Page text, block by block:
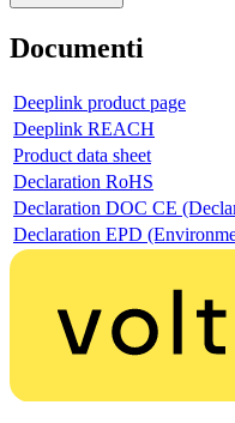
Documenti
Deeplink product page
Deeplink REACH
Product data sheet
Declaration RoHS
Declaration DOC CE
Declaration EPD